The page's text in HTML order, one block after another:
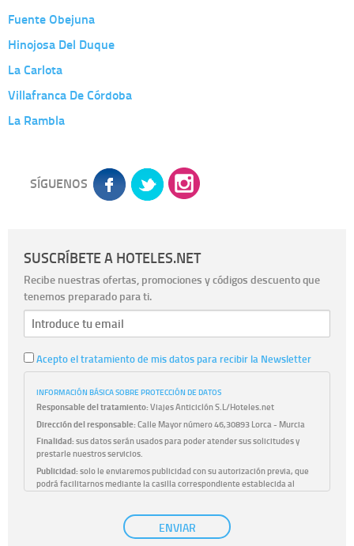
Fuente Obejuna
Hinojosa Del Duque
La Carlota
Villafranca De Córdoba
La Rambla
SÍGUENOS
SUSCRÍBETE A HOTELES.NET
Recibe nuestras ofertas, promociones y códigos descuento que
tenemos preparado para ti.
Acepto el tratamiento de mis datos para recibir la Newsletter
INFORMACIÓN BÁSICA SOBRE PROTECCIÓN DE DATOS
Responsable del tratamiento:Viajes Anticiclón S.L/Hoteles.net
Dirección del responsable:Calle Mayor número 46,30893 Lorca - Murcia
Finalidad:sus datos serán usados para poder atender sus solicitudes y
prestarle nuestros servicios.
Publicidad:solo le enviaremos publicidad con su autorización previa, que
podrá facilitarnos mediante la casilla correspondiente establecida al
únicamente trataremos sus datos con su consentimiento
previo, que podrá facilitarnos mediante la casilla correspondiente
ENVIAR